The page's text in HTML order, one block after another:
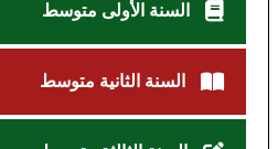
السنة الأولى متوسط
السنة الثانية متوسط